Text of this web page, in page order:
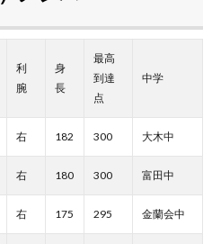
利
腕
身
長
最高
到達
点
中学
右 182 300 大木中
右 180 300 富田中
右 175 295 金蘭会中